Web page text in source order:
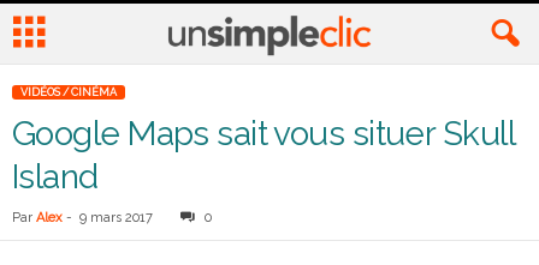
VIDÉOS / CINÉMA
Google Maps sait vous situer Skull
Island
Par Alex - 9 mars 2017 0